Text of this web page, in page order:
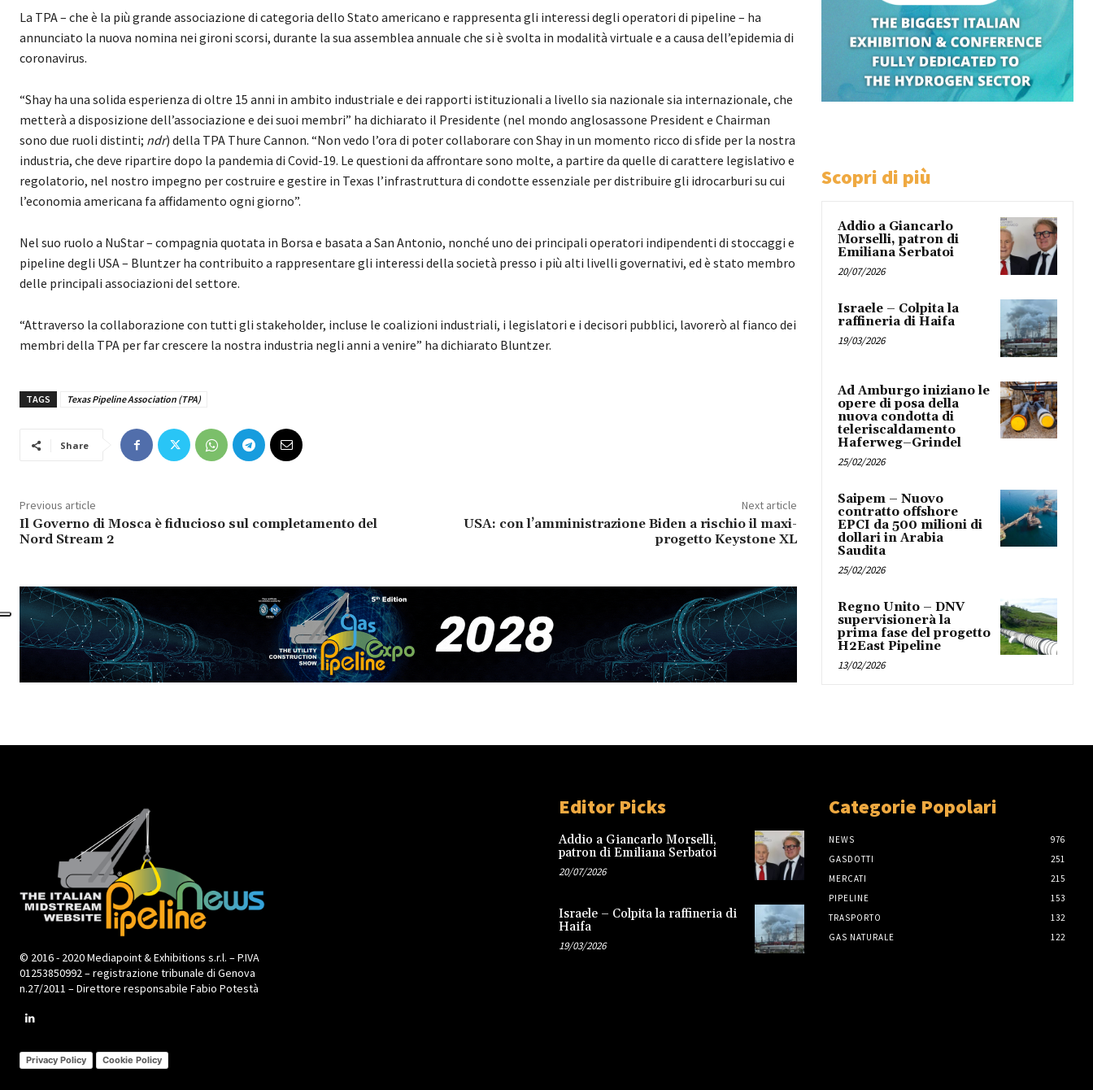
La TPA – che è la più grande associazione di categoria dello Stato americano e rappresenta gli interessi degli operatori di pipeline – ha
annunciato la nuova nomina nei gironi scorsi, durante la sua assemblea annuale che si è svolta in modalità virtuale e a causa dell’epidemia di
coronavirus.
“Shay ha una solida esperienza di oltre 15 anni in ambito industriale e dei rapporti istituzionali a livello sia nazionale sia internazionale, che
metterà a disposizione dell’associazione e dei suoi membri” ha dichiarato il Presidente (nel mondo anglosassone President e Chairman
sono due ruoli distinti; ndr) della TPA Thure Cannon. “Non vedo l’ora di poter collaborare con Shay in un momento ricco di sfide per la nostra
industria, che deve ripartire dopo la pandemia di Covid-19. Le questioni da affrontare sono molte, a partire da quelle di carattere legislativo e
regolatorio, nel nostro impegno per costruire e gestire in Texas l’infrastruttura di condotte essenziale per distribuire gli idrocarburi su cui
l’economia americana fa affidamento ogni giorno”.
Nel suo ruolo a NuStar – compagnia quotata in Borsa e basata a San Antonio, nonché uno dei principali operatori indipendenti di stoccaggi e
pipeline degli USA – Bluntzer ha contribuito a rappresentare gli interessi della società presso i più alti livelli governativi, ed è stato membro
delle principali associazioni del settore.
“Attraverso la collaborazione con tutti gli stakeholder, incluse le coalizioni industriali, i legislatori e i decisori pubblici, lavorerò al fianco dei
membri della TPA per far crescere la nostra industria negli anni a venire” ha dichiarato Bluntzer.
TAGS Texas Pipeline Association (TPA)
Share
Previous article
Il Governo di Mosca è fiducioso sul completamento del
Nord Stream 2
Next article
USA: con l’amministrazione Biden a rischio il maxi-
progetto Keystone XL
Scopri di più
Addio a Giancarlo
Morselli, patron di
Emiliana Serbatoi
20/07/2026
Israele – Colpita la
raffineria di Haifa
19/03/2026
Ad Amburgo iniziano le
opere di posa della
nuova condotta di
teleriscaldamento
Haferweg–Grindel
25/02/2026
Saipem – Nuovo
contratto offshore
EPCI da 500 milioni di
dollari in Arabia
Saudita
25/02/2026
Regno Unito – DNV
supervisionerà la
prima fase del progetto
H2East Pipeline
13/02/2026
© 2016 - 2020 Mediapoint & Exhibitions s.r.l. – P.IVA
01253850992 – registrazione tribunale di Genova
n.27/2011 – Direttore responsabile Fabio Potestà
Privacy Policy Cookie Policy
Editor Picks
Addio a Giancarlo Morselli,
patron di Emiliana Serbatoi
20/07/2026
Israele – Colpita la raffineria di
Haifa
19/03/2026
Categorie Popolari
NEWS
976
GASDOTTI
251
MERCATI
215
PIPELINE
153
TRASPORTO
132
GAS NATURALE
122